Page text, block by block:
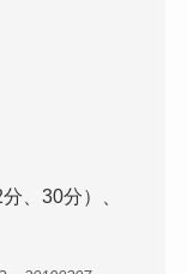
、30分）、